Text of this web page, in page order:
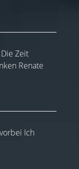
Zeit
Renate
Ich